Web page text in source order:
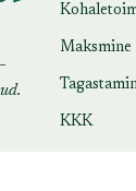
Maksmine
KKK